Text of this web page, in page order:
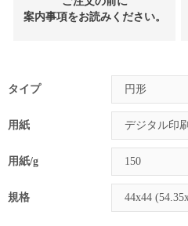
案内事項をお読みください。
タイプ
用紙
用紙/g
規格